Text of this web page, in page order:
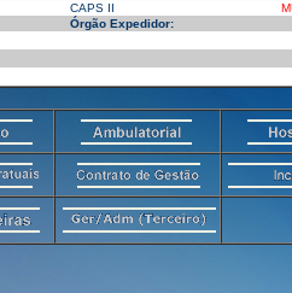
CAPS II
Órgão Expedidor: